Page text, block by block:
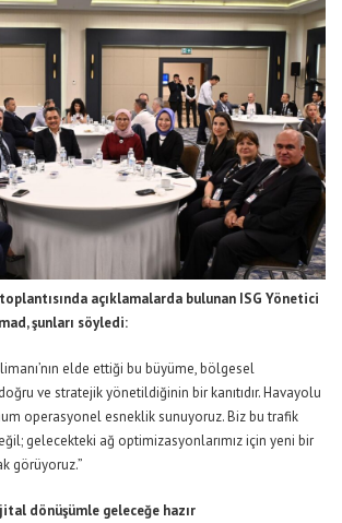
açıklamalarda bulunan ISG Yönetici
şunları söyledi:
’nın elde ettiği bu büyüme, bölgesel
ve stratejik yönetildiğinin bir kanıtıdır. Havayolu
operasyonel esneklik sunuyoruz. Biz bu trafik
gelecekteki ağ optimizasyonlarımız için yeni bir
görüyoruz.”
dönüşümle geleceğe hazır